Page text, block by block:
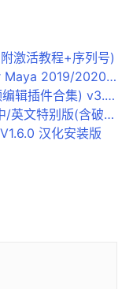
激活教程+序列号)
2022/2023 破解版(附方法)
集) v3.7.5 补丁激活版
含破解补丁+安装教程)
汉化安装版